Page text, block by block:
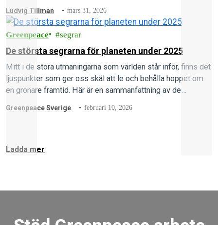
Ludvig Tillman mars 31, 2026
Greenpeace segrar
De största segrarna för planeten under 2025
Mitt i de stora utmaningarna som världen står inför, finns det
ljuspunkter som ger oss skäl att le och behålla hoppet om
en grönare framtid. Här är en sammanfattning av de
vidare – och få en dos av hopp!
Greenpeace Sverige februari 10, 2026
Ladda mer